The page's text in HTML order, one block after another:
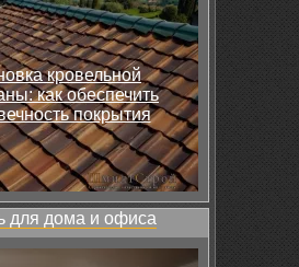
кровельной
как обеспечить
покрытия
для дома и офиса